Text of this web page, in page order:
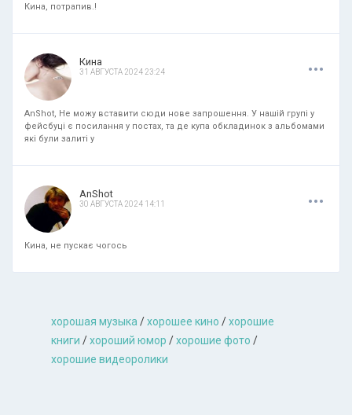
Кина, потрапив.!
Кина
31 АВГУСТА 2024 23:24 ...
AnShot, Не можу вставити сюди нове запрошення. У нашій групі у
фейсбуці є посилання у постах, та де купа обкладинок з альбомами
які були залиті у
AnShot
30 АВГУСТА 2024 14:11 ...
Кина, не пускає чогось
хорошая музыкa /хорошее кино /хорошие
книги /хороший юмор /хорошие фото /
хорошие видеоролики